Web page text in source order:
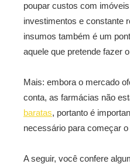
poupar custos com
investimentos e constante
insumos também é um
aquele que pretende fazer
Mais: embora o mercado
conta, as farmácias não
baratas, portanto é
necessário para começar o
A seguir, você confere